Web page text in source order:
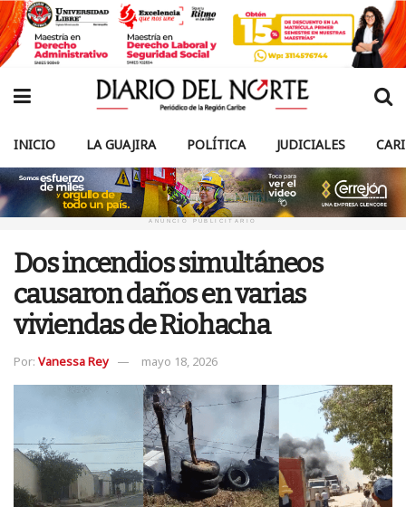
INICIO LA GUAJIRA POLÍTICA JUDICIALES
ANUNCIO PUBLICITARIO
Dos incendios simultáneos
causaron daños en varias
viviendas de Riohacha
Por: Vanessa Rey mayo 18, 2026